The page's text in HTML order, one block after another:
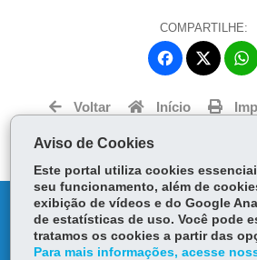
COMPARTILHE:
Fa
ce
bo
itt
Voltar Início
DENUNCIE CORRUPÇÃO
OUVIDORIA
Aviso de Cookies
Este portal utiliza cookies
seu funcionamento, além de
exibição de vídeos e do Google
de estatísticas de uso. Você pode
tratamos os cookies a partir das
Para mais informações, acesse